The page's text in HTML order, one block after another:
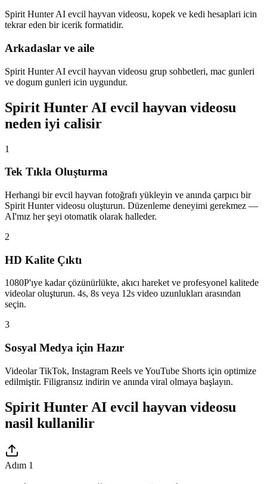
Spirit Hunter AI evcil hayvan videosu, kopek ve kedi hesaplari icin
tekrar eden bir icerik formatidir.
Arkadaslar ve aile
Spirit Hunter AI evcil hayvan videosu grup sohbetleri, mac gunleri
ve dogum gunleri icin uygundur.
Spirit Hunter AI evcil hayvan videosu
neden iyi calisir
1
Tek Tıkla Oluşturma
Herhangi bir evcil hayvan fotoğrafı yükleyin ve anında çarpıcı bir
Spirit Hunter videosu oluşturun. Düzenleme deneyimi gerekmez —
AI'mız her şeyi otomatik olarak halleder.
2
HD Kalite Çıktı
1080P'ıye kadar çözünürlükte, akıcı hareket ve profesyonel kalitede
videolar oluşturun. 4s, 8s veya 12s video uzunlukları arasından
seçin.
3
Sosyal Medya için Hazır
Videolar TikTok, Instagram Reels ve YouTube Shorts için optimize
edilmiştir. Filigransız indirin ve anında viral olmaya başlayın.
Spirit Hunter AI evcil hayvan videosu
nasil kullanilir
Adım 1